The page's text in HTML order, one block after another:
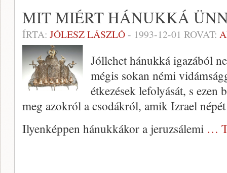
MIT MIÉRT HÁNUKKÁ
ÍRTA: JÓLESZ LÁSZLÓ- 1993-12-01 ROVAT:
Jóllehet hánukká igazából
mégis sokan némi
étkezések lefolyását, s ezen
meg azokról a csodákról, amik Izrael
Ilyenképpen hánukkákor a jeruzsálemi …